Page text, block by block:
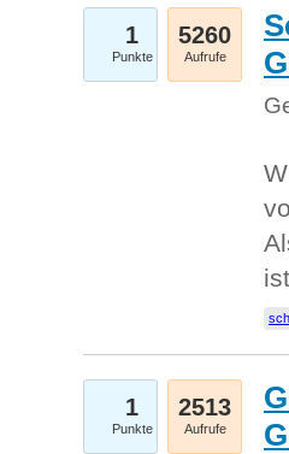
1
Punkte
5260
Aufrufe
1
Punkte
2513
Aufrufe